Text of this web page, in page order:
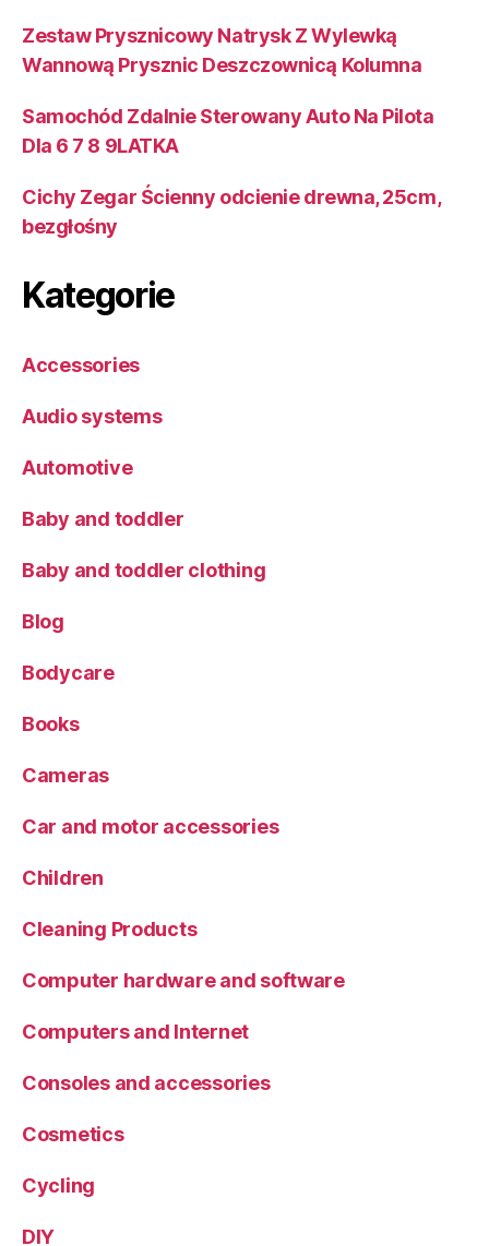
Zestaw Prysznicowy Natrysk Z Wylewką
Wannową Prysznic Deszczownicą Kolumna
Samochód Zdalnie Sterowany Auto Na Pilota
Dla 6 7 8 9LATKA
Cichy Zegar Ścienny odcienie drewna, 25cm,
bezgłośny
Kategorie
Accessories
Audio systems
Automotive
Baby and toddler
Baby and toddler clothing
Blog
Bodycare
Books
Cameras
Car and motor accessories
Children
Cleaning Products
Computer hardware and software
Computers and Internet
Consoles and accessories
Cosmetics
Cycling
DIY